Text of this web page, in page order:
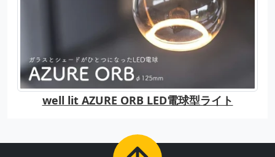
well lit AZURE ORB LED電球型ライト